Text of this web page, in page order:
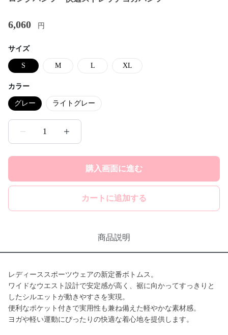
6,060 円
サイズ
S M L XL
カラー
グレー ライトグレー
1
購入画面に進む
カートに追加する
商品説明
レディーススポーツウェアの新定番ボトムス。
ワイドなウエスト設計で安定感が高く、裾に向かってすっきりと
したシルエットが動きやすさを実現。
便利なポケット付きで実用性も兼ね備えた軽やかな素材感。
ヨガや軽い運動にぴったりの快適な着心地を提供します。